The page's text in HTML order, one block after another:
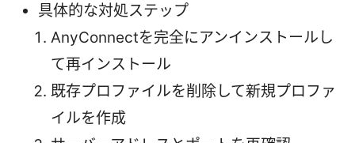
具体的な対処ステップ
AnyConnectを完全にアンインストールし
て再インストール
既存プロファイルを削除して新規プロファ
イルを作成